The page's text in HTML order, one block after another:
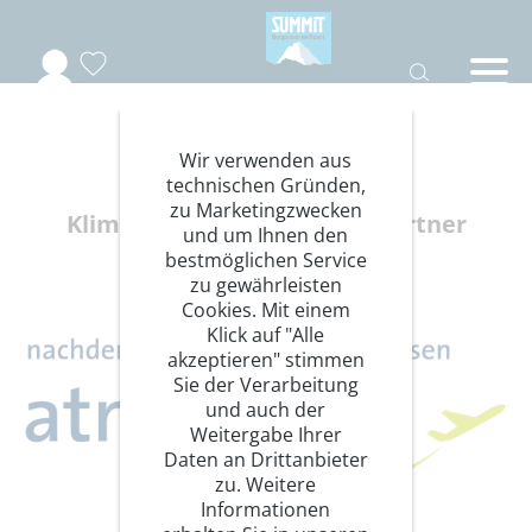
atmosfair
Klimaschutz Kooperationspartner
Wir verwenden aus
technischen Gründen,
zu Marketingzwecken
und um Ihnen den
bestmöglichen Service
zu gewährleisten
Cookies. Mit einem
Klick auf "Alle
akzeptieren" stimmen
Sie der Verarbeitung
und auch der
Weitergabe Ihrer
Daten an Drittanbieter
zu. Weitere
Informationen